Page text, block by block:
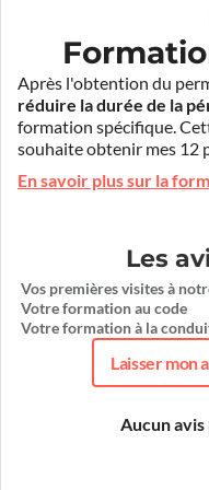
Après l'obtention du
réduire la durée de la
formation spécifique.
souhaite obtenir mes 12
En savoir plus sur la
Les
Vos premières visites à
Votre formation au code
Votre formation à la
Laisser mon
Aucun